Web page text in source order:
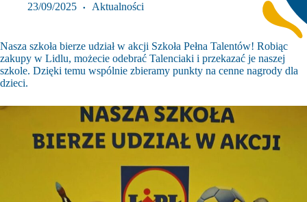
23/09/2025 Aktualności
Nasza szkoła bierze udział w akcji Szkoła Pełna Talentów! Robiąc
zakupy w Lidlu, możecie odebrać Talenciaki i przekazać je naszej
szkole. Dzięki temu wspólnie zbieramy punkty na cenne nagrody dla
dzieci.